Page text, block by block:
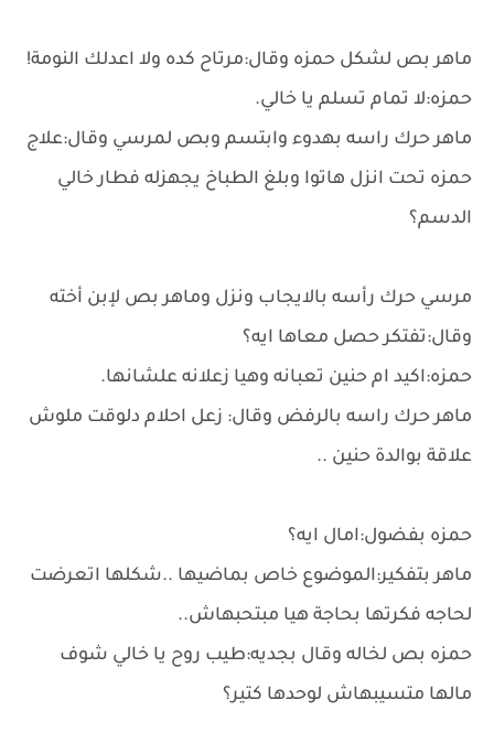
ماهر بص لشكل حمزه وقال:مرتاح كده ولا اعدلك النومة!
حمزه:لا تمام تسلم يا خالي.
ماهر حرك راسه بهدوء وابتسم وبص لمرسي وقال:علاج
حمزه تحت انزل هاتوا وبلغ الطباخ يجهزله فطار خالي
الدسم؟
مرسي حرك رأسه بالايجاب ونزل وماهر بص لإبن أخته
وقال:تفتكر حصل معاها ايه؟
حمزه:اكيد ام حنين تعبانه وهيا زعلانه علشانها.
ماهر حرك راسه بالرفض وقال: زعل احلام دلوقت ملوش
علاقة بوالدة حنين ..
حمزه بفضول:امال ايه؟
ماهر بتفكير:الموضوع خاص بماضيها ..شكلها اتعرضت
لحاجه فكرتها بحاجة هيا مبتحبهاش..
حمزه بص لخاله وقال بجديه:طيب روح يا خالي شوف
مالها متسيبهاش لوحدها كتير؟